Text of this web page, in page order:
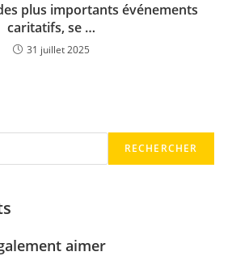
plus importants événements
caritatifs, se …
31 juillet 2025
RECHERCHER
aimer